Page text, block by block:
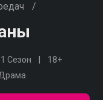
/
1 Сезон
18+